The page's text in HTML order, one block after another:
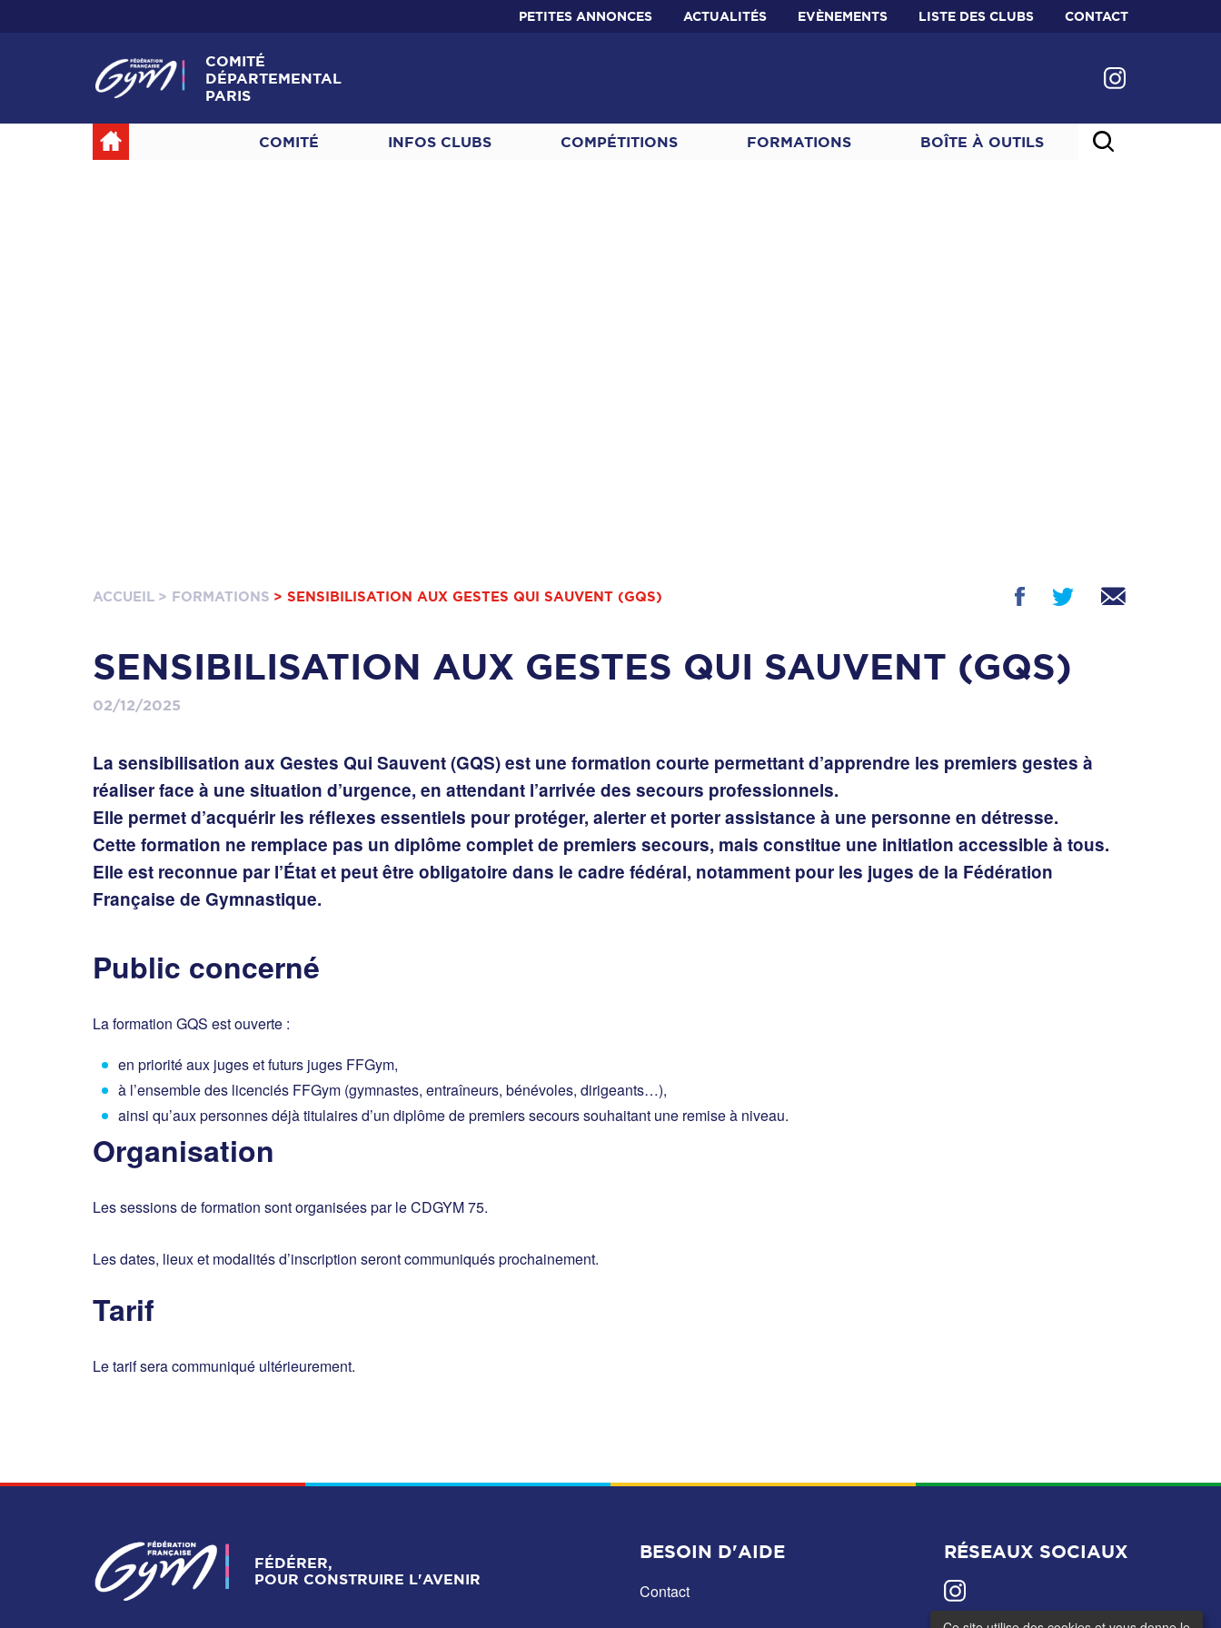
PETITES ANNONCES ACTUALITÉS EVÈNEMENTS LISTE DES CLUBS CONTACT
COMITÉ
DÉPARTEMENTAL
PARIS
COMITÉ INFOS CLUBS COMPÉTITIONS FORMATIONS BOÎTE À OUTILS
ACCUEIL > FORMATIONS > SENSIBILISATION AUX GESTES QUI SAUVENT (GQS)
SENSIBILISATION AUX GESTES QUI SAUVENT (GQS)
02/12/2025
La sensibilisation aux Gestes Qui Sauvent (GQS)est une formation courte permettant d’apprendre les premiers gestes à
réaliser face à une situation d’urgence, en attendant l’arrivée des secours professionnels.
Elle permet d’acquérir les réflexes essentiels pour protéger, alerter et porter assistance à une personne en détresse.
Cette formation ne remplace pas un diplôme complet de premiers secours, mais constitue une initiation accessible à tous.
Elle est reconnue par l’État et peut être obligatoire dans le cadre fédéral, notamment pour les juges de la Fédération
Française de Gymnastique.
Public concerné
La formation GQS est ouverte :
en priorité aux juges et futurs juges FFGym,
à l’ensemble des licenciés FFGym (gymnastes, entraîneurs, bénévoles, dirigeants…),
ainsi qu’aux personnes déjà titulaires d’un diplôme de premiers secours souhaitant une remise à niveau.
Organisation
Les sessions de formation sont organisées par le CDGYM 75.
Les dates, lieux et modalités d’inscription seront communiqués prochainement.
Tarif
Le tarif sera communiqué ultérieurement.
FÉDÉRER,
POUR CONSTRUIRE L'AVENIR
BESOIN D'AIDE
Contact
RÉSEAUX SOCIAUX